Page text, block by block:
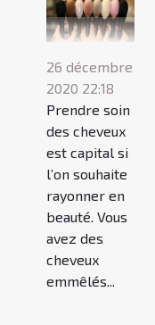
26 décembre
2020 22:18
Prendre soin
des cheveux
est capital si
l’on souhaite
rayonner en
beauté. Vous
avez des
cheveux
emmêlés...